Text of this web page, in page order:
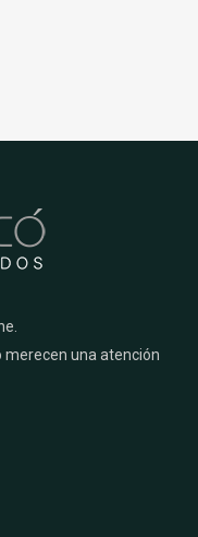
merecen una atención